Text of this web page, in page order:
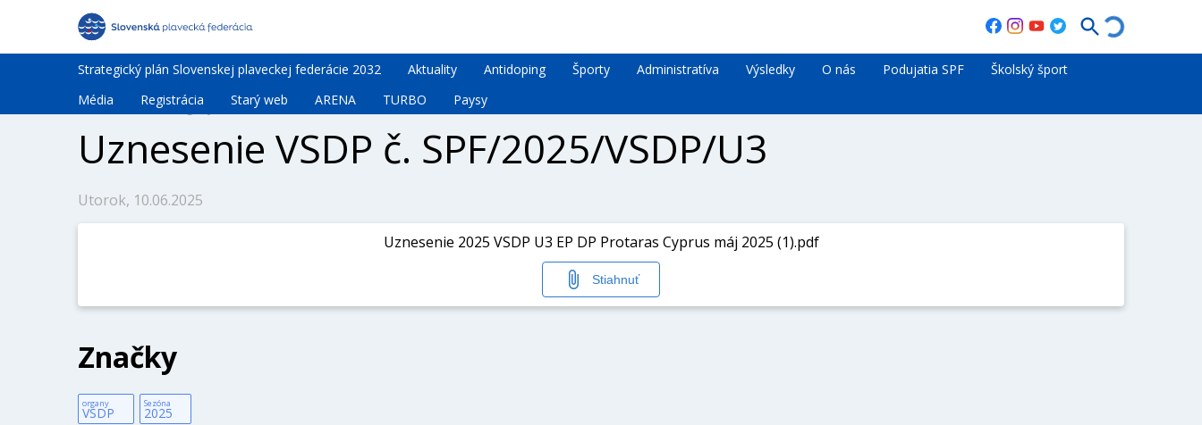
Strategický plán Slovenskej plaveckej federácie 2032 Aktuality Antidoping Športy Administratíva Výsledky O nás Podujatia SPF
Školský šport
Média
Registrácia Starý web ARENA TURBO Paysy
Administratíva / Orgány SPF / VSDP 2025
Uznesenie VSDP č. SPF/2025/VSDP/U3
Utorok, 10.06.2025
Uznesenie 2025 VSDP U3 EP DP Protaras Cyprus máj 2025 (1).pdf
Stiahnuť
Značky
organy
VSDP
Sezóna
2025